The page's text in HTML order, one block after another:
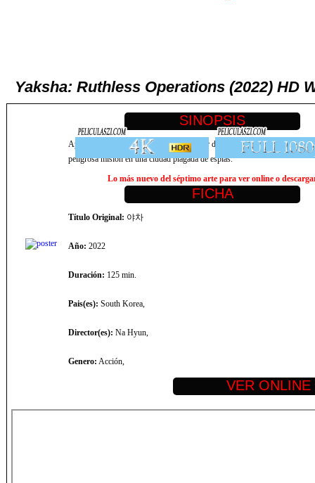
Yaksha: Ruthless Operations (2022) HD
Apodado en honor a un espíritu devorador de humanos, el despiadado
peligrosa misión en una ciudad plagada de espías.
Lo más nuevo del séptimo arte para ver online o
Título Original: 야차
Año: 2022
Duración: 125 min.
Pais(es): South Korea,
Director(es): Na Hyun,
Genero: Acción,